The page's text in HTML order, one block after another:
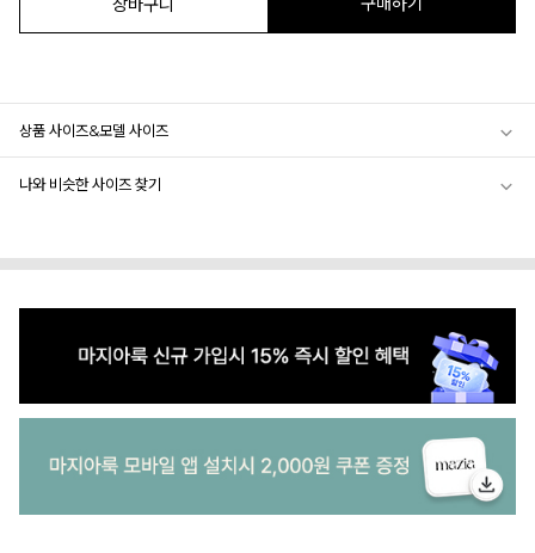
상품 사이즈&모델 사이즈
나와 비슷한 사이즈 찾기